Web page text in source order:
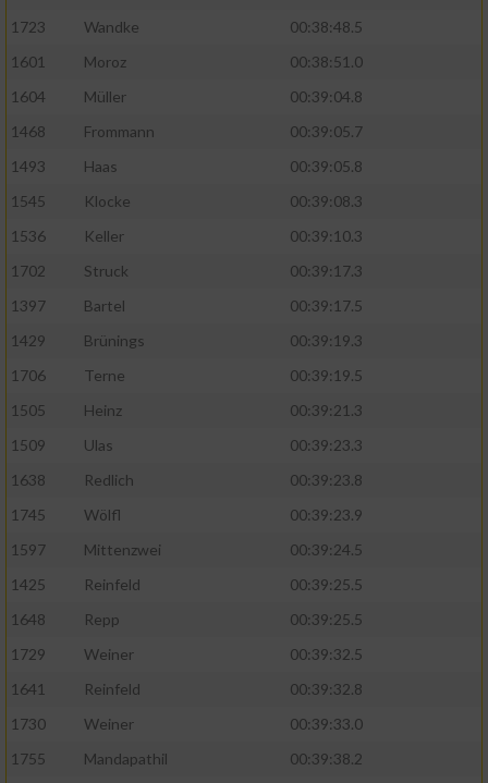
1723
Wandke
00:38:48.5
1601
Moroz
00:38:51.0
1604
Müller
00:39:04.8
1468
Frommann
00:39:05.7
1493
Haas
00:39:05.8
1545
Klocke
00:39:08.3
1536
Keller
00:39:10.3
1702
Struck
00:39:17.3
1397
Bartel
00:39:17.5
1429
Brünings
00:39:19.3
1706
Terne
00:39:19.5
1505
Heinz
00:39:21.3
1509
Ulas
00:39:23.3
1638
Redlich
00:39:23.8
1745
Wölfl
00:39:23.9
1597
Mittenzwei
00:39:24.5
1425
Reinfeld
00:39:25.5
1648
Repp
00:39:25.5
1729
Weiner
00:39:32.5
1641
Reinfeld
00:39:32.8
1730
Weiner
00:39:33.0
1755
Mandapathil
00:39:38.2
auf einem Endgerät
Verwendung reduzierter Daten zur Auswahl
Erstellung von Profilen für personalisierte
Verwendung von Profilen zur Auswahl
Erstellung von Profilen zur Personalisierung
Verwendung von Profilen zur Auswahl
Messung der Werbeleistung
Messung der Performance von Inhalten
oder Kombinationen von Daten aus
Entwicklung und Verbesserung der Angebote
von Inhalten
IAB-Besonderheiten: